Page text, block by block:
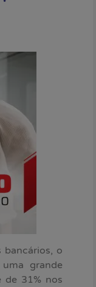
bancários, o
grande
de 31% nos